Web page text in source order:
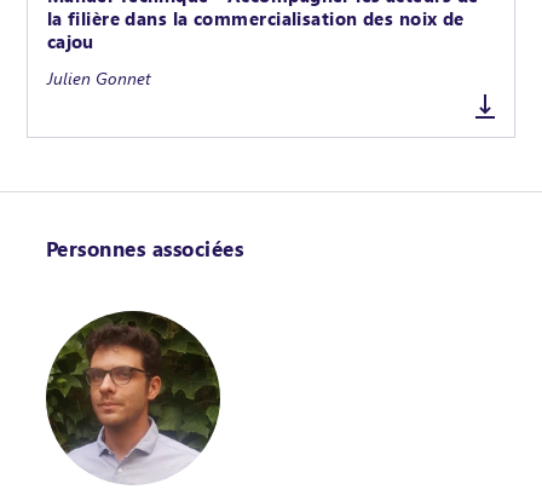
la filière dans la commercialisation des noix de
cajou
Julien Gonnet
Personnes associées